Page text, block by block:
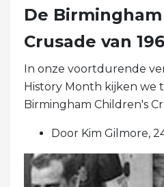
De
Crusade van
In onze voortdurende
History Month kijken we
Birmingham Children's
Door Kim Gilmore,